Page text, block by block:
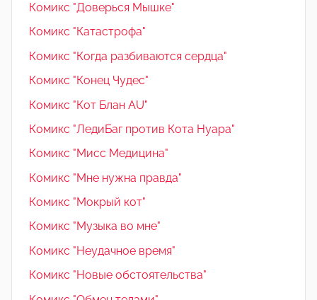
Комикс "Доверься Мышке"
Комикс "Катастрофа"
Комикс "Когда разбиваются сердца"
Комикс "Конец Чудес"
Комикс "Кот Блан AU"
Комикс "ЛедиБаг против Кота Нуара"
Комикс "Мисс Медицина"
Комикс "Мне нужна правда"
Комикс "Мокрый кот"
Комикс "Музыка во мне"
Комикс "Неудачное время"
Комикс "Новые обстоятельства"